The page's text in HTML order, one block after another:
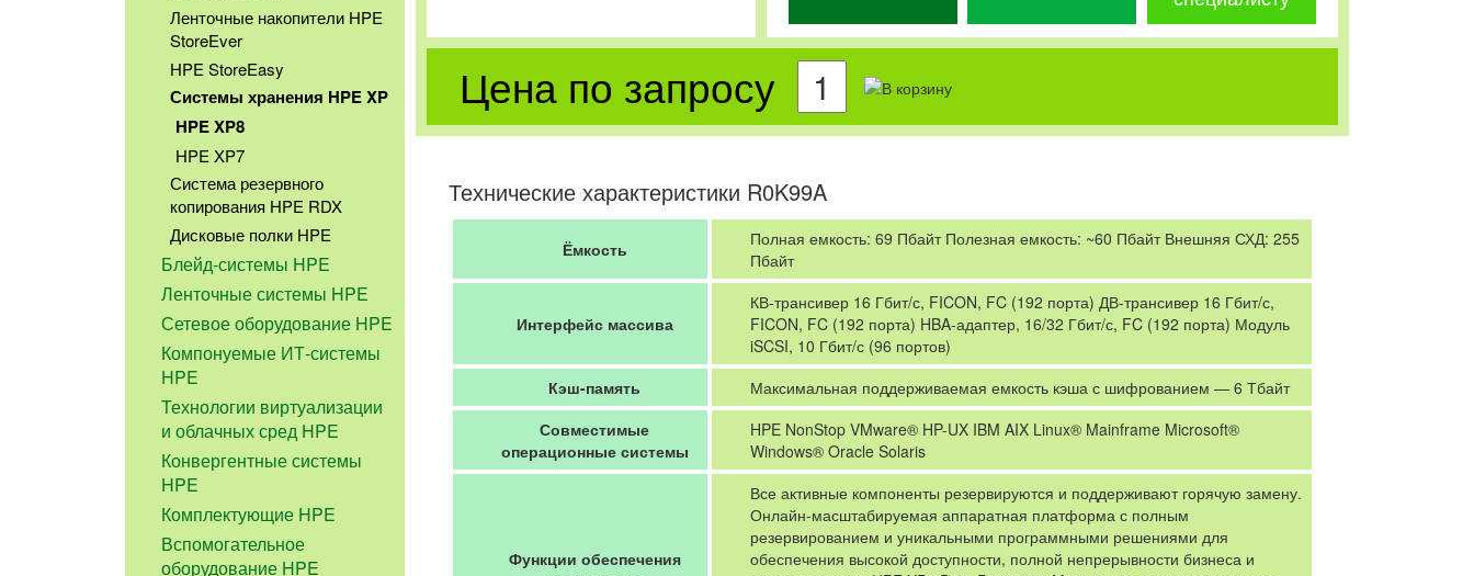
Ленточные накопители HPE
StoreEver
HPE StoreEasy
Системы хранения HPE XP
HPE XP8
HPE XP7
Система резервного
копирования HPE RDX
Дисковые полки HPE
Блейд-системы HPE
Ленточные системы HPE
Сетевое оборудование HPE
Компонуемые ИТ-системы
HPE
Технологии виртуализации
и облачных сред HPE
Конвергентные системы
HPE
Комплектующие HPE
Вспомогательное
оборудование HPE
Цена по запросу
Технические характеристики R0K99A
Ёмкость
Полная емкость: 69 Пбайт Полезная емкость: ~60 Пбайт Внешняя СХД: 255
Пбайт
Интерфейс массива
КВ-трансивер 16 Гбит/с, FICON, FC (192 порта) ДВ-трансивер 16 Гбит/с,
FICON, FC (192 порта) HBA-адаптер, 16/32 Гбит/с, FC (192 порта) Модуль
iSCSI, 10 Гбит/с (96 портов)
Кэш-память
Максимальная поддерживаемая емкость кэша с шифрованием — 6 Тбайт
Совместимые
операционные системы
HPE NonStop VMware® HP-UX IBM AIX Linux® Mainframe Microsoft®
Windows® Oracle Solaris
Функции обеспечения
Все активные компоненты резервируются и поддерживают горячую замену.
Онлайн-масштабируемая аппаратная платформа с полным
резервированием и уникальными программными решениями для
обеспечения высокой доступности, полной непрерывности бизнеса и